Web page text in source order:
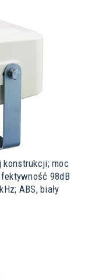
konstrukcji; moc
98dB
ABS, biały